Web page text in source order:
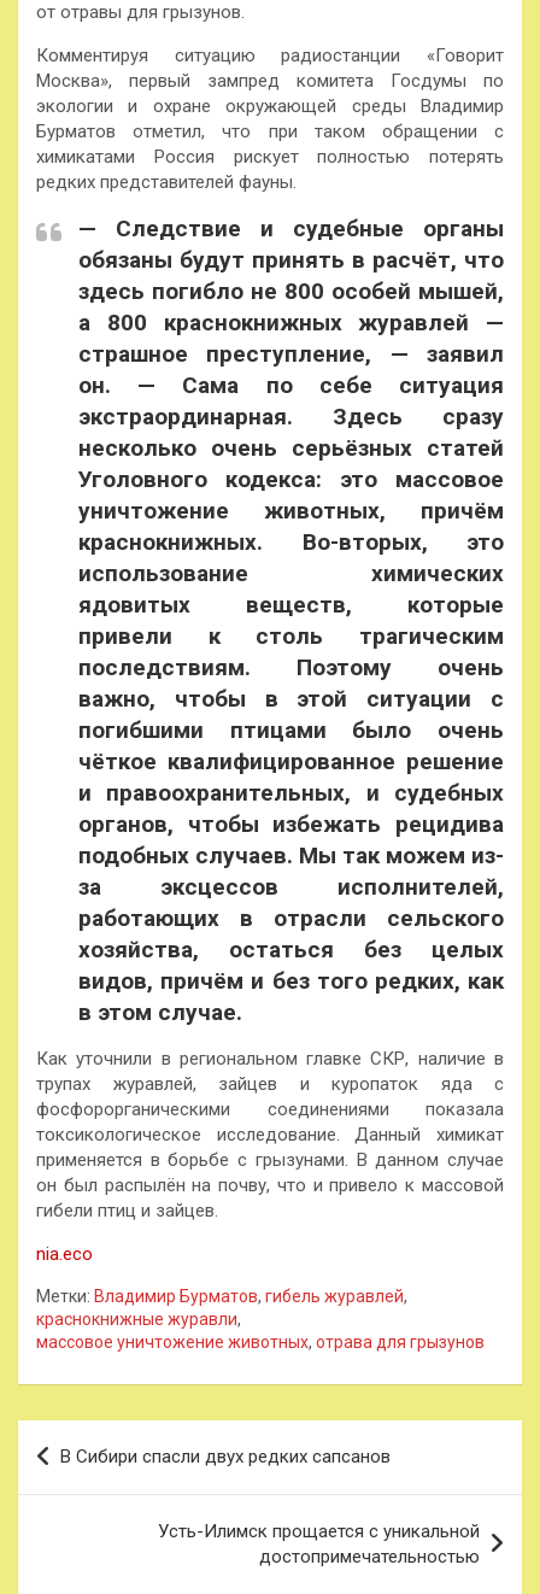
от отравы для грызунов.
Комментируя ситуацию радиостанции «Говорит
Москва», первый зампред комитета Госдумы по
экологии и охране окружающей среды Владимир
Бурматов отметил, что при таком обращении с
химикатами Россия рискует полностью потерять
редких представителей фауны.
— Следствие и судебные органы
обязаны будут принять в расчёт, что
здесь погибло не 800 особей мышей,
а 800 краснокнижных журавлей —
страшное преступление, — заявил
он. — Сама по себе ситуация
экстраординарная. Здесь сразу
несколько очень серьёзных статей
Уголовного кодекса: это массовое
уничтожение животных, причём
краснокнижных. Во-вторых, это
использование химических
ядовитых веществ, которые
привели к столь трагическим
последствиям. Поэтому очень
важно, чтобы в этой ситуации с
погибшими птицами было очень
чёткое квалифицированное решение
и правоохранительных, и судебных
органов, чтобы избежать рецидива
подобных случаев. Мы так можем из-
за эксцессов исполнителей,
работающих в отрасли сельского
хозяйства, остаться без целых
видов, причём и без того редких, как
в этом случае.
Как уточнили в региональном главке СКР, наличие в
трупах журавлей, зайцев и куропаток яда с
фосфорорганическими соединениями показала
токсикологическое исследование. Данный химикат
применяется в борьбе с грызунами. В данном случае
он был распылён на почву, что и привело к массовой
гибели птиц и зайцев.
nia.eco
Метки: Владимир Бурматов, гибель журавлей,
краснокнижные журавли,
массовое уничтожение животных, отрава для грызунов
Навигация
по
В Сибири спасли двух редких сапсанов
Усть-Илимск прощается с уникальной
достопримечательностью